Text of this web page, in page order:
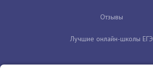
Отзывы
Лучшие онлайн-школы ЕГЭ